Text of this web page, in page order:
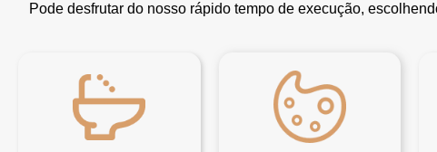
Pode desfrutar do nosso rápido tempo de execução,